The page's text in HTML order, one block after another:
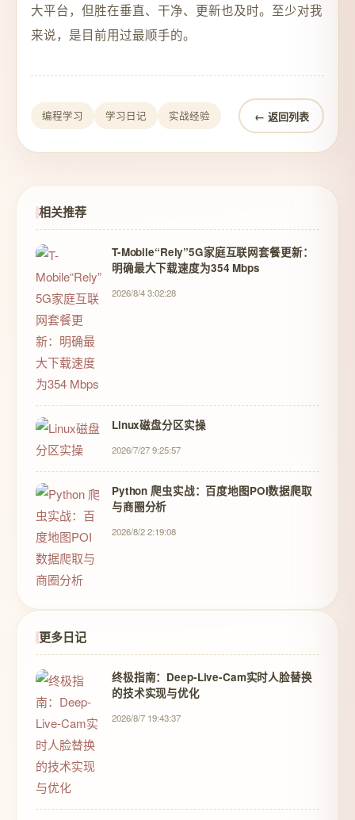
大平台，但胜在垂直、干净、更新也及时。至少对我
来说，是目前用过最顺手的。
编程学习 学习日记 实战经验 ← 返回列表
相关推荐
T-Mobile“Rely”5G家庭互联网套餐更新：
明确最大下载速度为354 Mbps
2026/8/4 3:02:28
Linux磁盘分区实操
2026/7/27 9:25:57
Python 爬虫实战：百度地图POI数据爬取
与商圈分析
2026/8/2 2:19:08
更多日记
终极指南：Deep-Live-Cam实时人脸替换
的技术实现与优化
2026/8/7 19:43:37